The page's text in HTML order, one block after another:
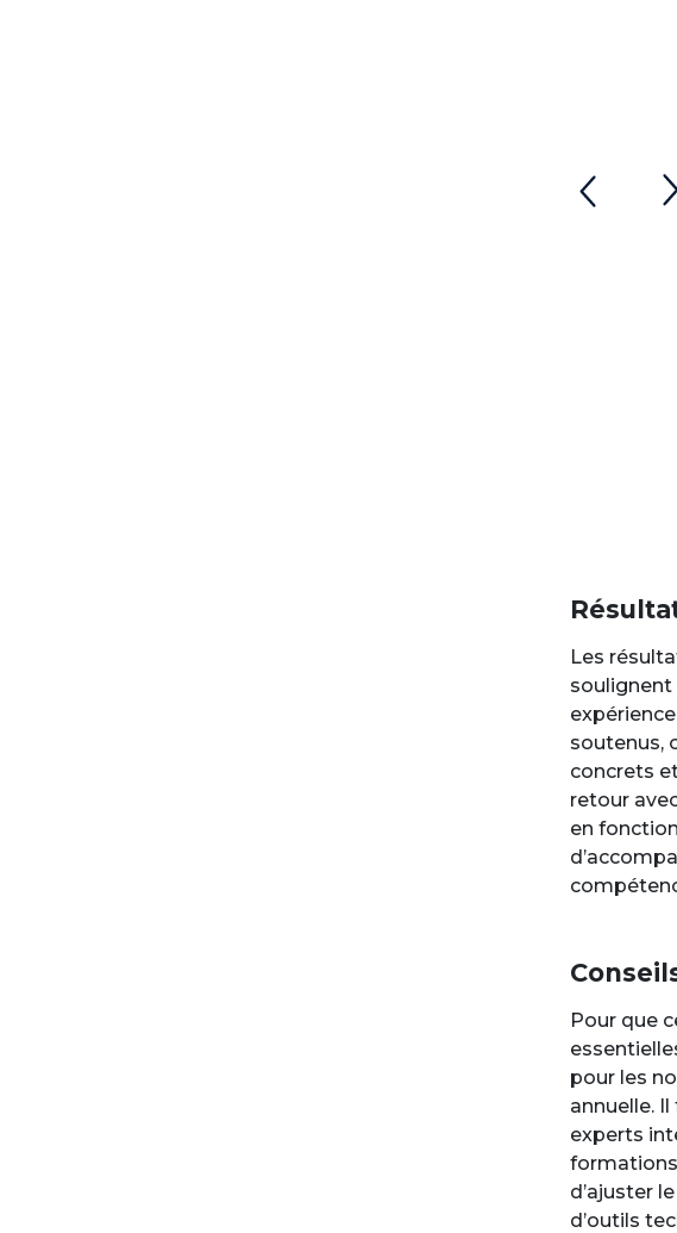
Les
soulignent
soutenus,
concrets
retour
en
Pour que
pour les
annuelle.
experts
d’ajuster
d’outils